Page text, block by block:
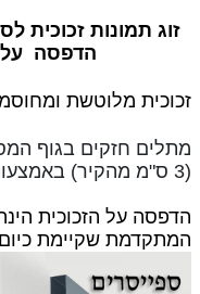
זוג תמונות זכוכית
הדפסה על
זכוכית מלוטשת ומחוסמת
מתלים חזקים בגוף
(3 ס"מ מהקיר) באמצעות ספייסרים
הדפסה על הזכוכית
המתקדמת שקיימת